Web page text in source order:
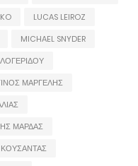
LUCAS LEIROZ
MICHAEL SNYDER
ΜΑΡΓΕΛΗΣ
ΜΑΡΔΑΣ